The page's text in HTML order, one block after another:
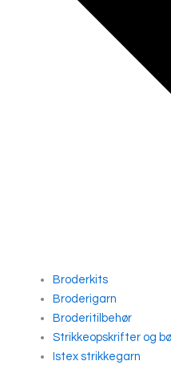
Broderkits
Broderigarn
Broderitilbehør
Strikkeopskrifter og
Istex strikkegarn